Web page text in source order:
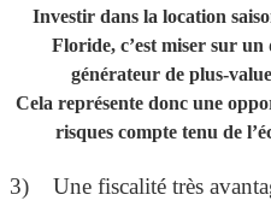
Investir dans la location
Floride, c’est miser sur un
générateur de plus-
Cela représente donc une
risques compte tenu de
3) Une fiscalité très